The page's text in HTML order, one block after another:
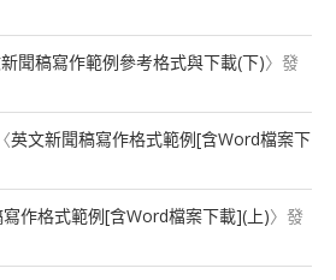
聞稿寫作範例參考格式與下載(下)〉發
英文新聞稿寫作格式範例[含Word檔案下
作格式範例[含Word檔案下載](上)〉發